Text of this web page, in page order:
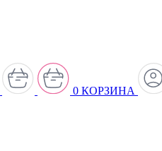
0 КОРЗИНА